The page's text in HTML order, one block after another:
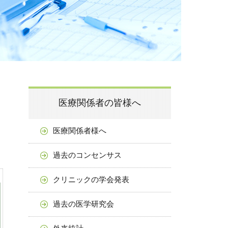
医療関係者の皆様へ
医療関係者様へ
過去のコンセンサス
クリニックの学会発表
過去の医学研究会